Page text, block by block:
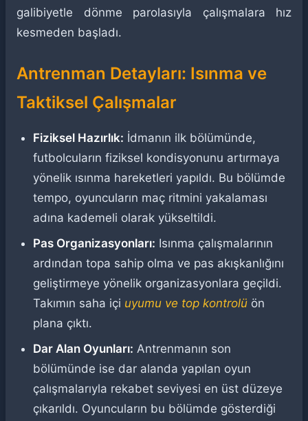
galibiyetle dönme parolasıyla çalışmalara hız
kesmeden başladı.
Antrenman Detayları: Isınma ve
Taktiksel Çalışmalar
Fiziksel Hazırlık: İdmanın ilk bölümünde,
futbolcuların fiziksel kondisyonunu artırmaya
yönelik ısınma hareketleri yapıldı. Bu bölümde
tempo, oyuncuların maç ritmini yakalaması
adına kademeli olarak yükseltildi.
Pas Organizasyonları: Isınma çalışmalarının
ardından topa sahip olma ve pas akışkanlığını
geliştirmeye yönelik organizasyonlara geçildi.
Takımın saha içi uyumu ve top kontrolü ön
plana çıktı.
Dar Alan Oyunları: Antrenmanın son
bölümünde ise dar alanda yapılan oyun
çalışmalarıyla rekabet seviyesi en üst düzeye
çıkarıldı. Oyuncuların bu bölümde gösterdiği